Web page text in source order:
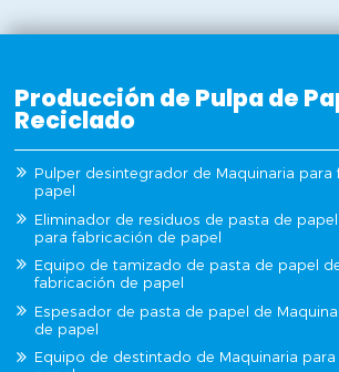
Producción de Pulpa de
Reciclado
Pulper desintegrador de Maquinaria para
papel
Eliminador de residuos de pasta de
para fabricación de papel
Equipo de tamizado de pasta de papel
fabricación de papel
Espesador de pasta de papel de
de papel
Equipo de destintado de Maquinaria